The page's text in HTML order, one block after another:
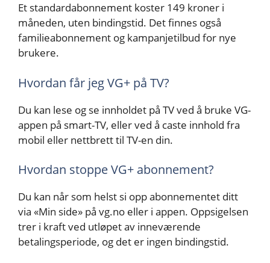
Et standardabonnement koster 149 kroner i
måneden, uten bindingstid. Det finnes også
familieabonnement og kampanjetilbud for nye
brukere.
Hvordan får jeg VG+ på TV?
Du kan lese og se innholdet på TV ved å bruke VG-
appen på smart-TV, eller ved å caste innhold fra
mobil eller nettbrett til TV-en din.
Hvordan stoppe VG+ abonnement?
Du kan når som helst si opp abonnementet ditt
via «Min side» på vg.no eller i appen. Oppsigelsen
trer i kraft ved utløpet av inneværende
betalingsperiode, og det er ingen bindingstid.